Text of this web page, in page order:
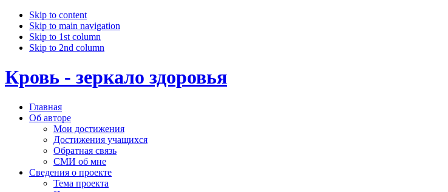
Skip to content
Skip to main navigation
Skip to 1st column
Skip to 2nd column
Кровь - зеркало здоровья
Главная
Об авторе
Мои достижения
Достижения учащихся
Обратная связь
СМИ об мне
Сведения о проекте
Тема проекта